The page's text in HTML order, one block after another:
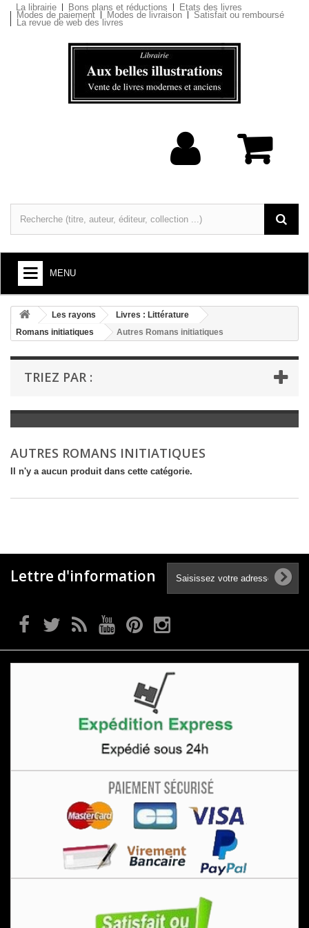
La librairie Bons plans et réductions Etats des livres
Modes de paiement Modes de livraison Satisfait ou remboursé
La revue de web des livres
MENU
+
LIVRES : ARTS ET SOCIÉTÉ
+
LIVRES : LITTÉRATURE
+
LIVRES : JEUNESSE
LIVRES ANCIENS AVANT 1900
Les rayons
Livres : Littérature
Romans initiatiques
Autres Romans initiatiques
TRIEZ PAR :
AUTRES ROMANS INITIATIQUES
Il n'y a aucun produit dans cette catégorie.
Lettre d'information